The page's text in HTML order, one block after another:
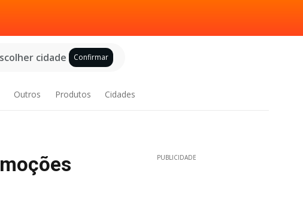
cidade Confirmar
Outros Produtos Cidades
PUBLICIDADE